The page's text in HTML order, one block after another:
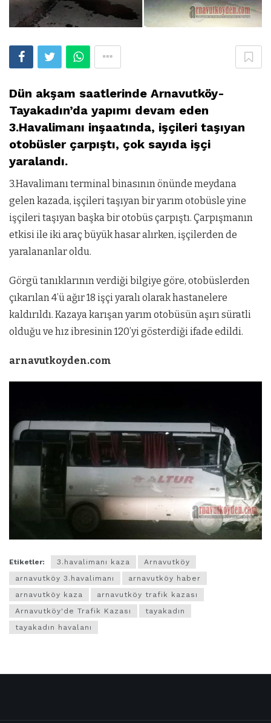
Dün akşam saatlerinde Arnavutköy-
Tayakadın’da yapımı devam eden
3.Havalimanı inşaatında, işçileri taşıyan
otobüsler çarpıştı, çok sayıda işçi
yaralandı.
3.Havalimanı terminal binasının önünde meydana
gelen kazada, işçileri taşıyan bir yarım otobüsle yine
işçileri taşıyan başka bir otobüs çarpıştı. Çarpışmanın
etkisi ile iki araç büyük hasar alırken, işçilerden de
yaralananlar oldu.
Görgü tanıklarının verdiği bilgiye göre, otobüslerden
çıkarılan 4’ü ağır 18 işçi yaralı olarak hastanelere
kaldırıldı. Kazaya karışan yarım otobüsün aşırı süratli
olduğu ve hız ibresinin 120’yi gösterdiği ifade edildi.
arnavutkoyden.com
Etiketler: 3.havalimanı kaza
Arnavutköy
arnavutköy 3.havalimanı
arnavutköy haber
arnavutköy kaza
arnavutköy trafik kazası
Arnavutköy'de Trafik Kazası
tayakadın
tayakadın havalanı